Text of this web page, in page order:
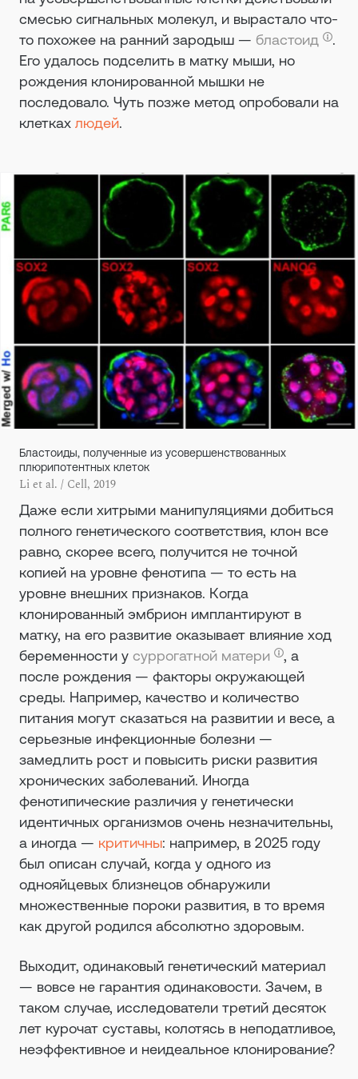
смесью сигнальных молекул, и вырастало что-
то похожее на ранний зародыш — бластоид
.
Его удалось подселить в матку мыши, но
рождения клонированной мышки не
последовало. Чуть позже метод опробовали на
клетках людей.
Бластоиды, полученные из усовершенствованных
плюрипотентных клеток
Li et al. / Cell, 2019
Даже если хитрыми манипуляциями добиться
полного генетического соответствия, клон все
равно, скорее всего, получится не точной
копией на уровне фенотипа — то есть на
уровне внешних признаков. Когда
клонированный эмбрион имплантируют в
матку, на его развитие оказывает влияние ход
беременности у суррогатной матери
, а
после рождения — факторы окружающей
среды. Например, качество и количество
питания могут сказаться на развитии и весе, а
серьезные инфекционные болезни —
замедлить рост и повысить риски развития
хронических заболеваний. Иногда
фенотипические различия у генетически
идентичных организмов очень незначительны,
а иногда — критичны: например, в 2025 году
был описан случай, когда у одного из
однояйцевых близнецов обнаружили
множественные пороки развития, в то время
как другой родился абсолютно здоровым.
Выходит, одинаковый генетический материал
— вовсе не гарантия одинаковости. Зачем, в
таком случае, исследователи третий десяток
лет курочат суставы, колотясь в неподатливое,
неэффективное и неидеальное клонирование?